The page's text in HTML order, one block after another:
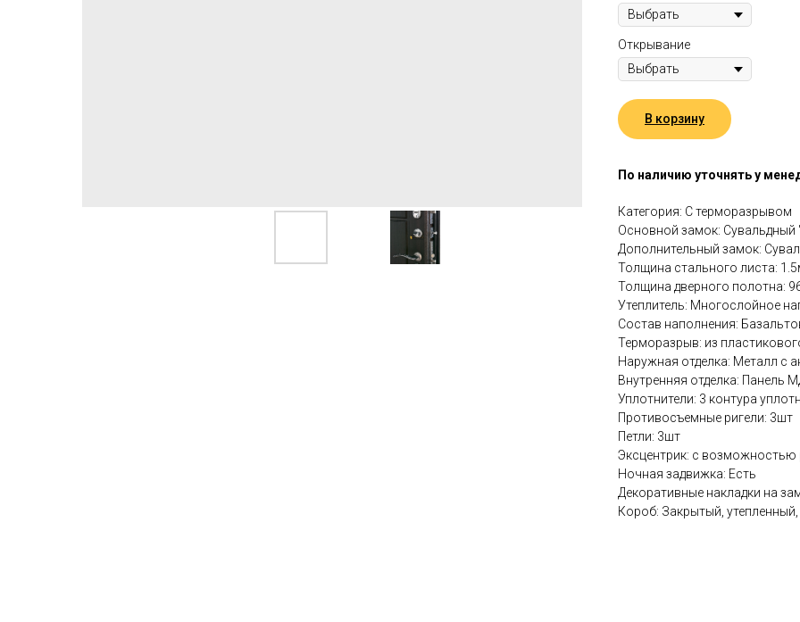
Открывание
В корзину
По наличию уточнять у
Категория: С терморазрывом
Основной замок: Сувальдный
Дополнительный замок:
Толщина стального листа:
Толщина дверного полотна:
Утеплитель: Многослойное
Состав наполнения:
Терморазрыв: из
Наружная отделка: Металл с
Внутренняя отделка: Панель
Уплотнители: 3 контура
Противосъемные ригели: 3шт
Петли: 3шт
Эксцентрик: с возможностью
Ночная задвижка: Есть
Декоративные накладки на
Короб: Закрытый,